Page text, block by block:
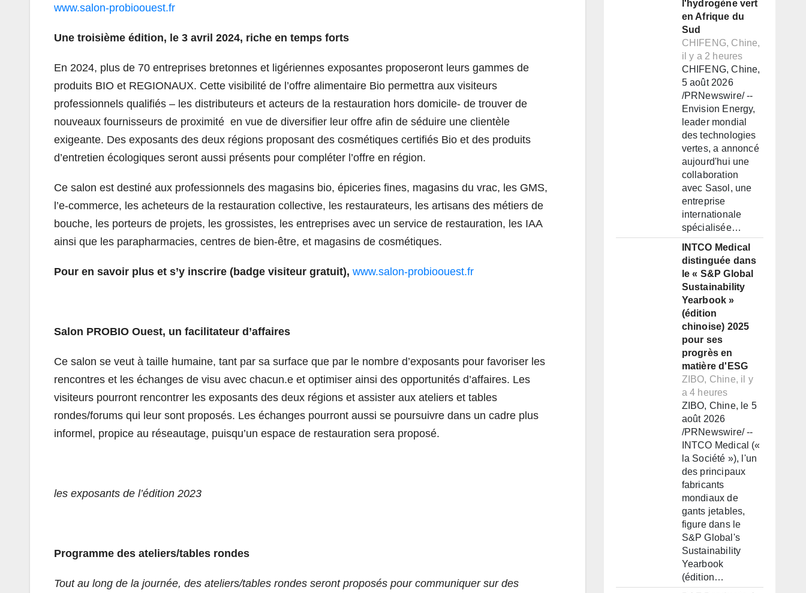
www.salon-probioouest.fr
Une troisième édition, le 3 avril 2024, riche en temps forts
En 2024, plus de 70 entreprises bretonnes et ligériennes exposantes proposeront leurs gammes de
produits BIO et REGIONAUX. Cette visibilité de l’offre alimentaire Bio permettra aux visiteurs
professionnels qualifiés – les distributeurs et acteurs de la restauration hors domicile- de trouver de
nouveaux fournisseurs de proximité en vue de diversifier leur offre afin de séduire une clientèle
exigeante. Des exposants des deux régions proposant des cosmétiques certifiés Bio et des produits
d’entretien écologiques seront aussi présents pour compléter l’offre en région.
Ce salon est destiné aux professionnels des magasins bio, épiceries fines, magasins du vrac, les GMS,
l’e-commerce, les acheteurs de la restauration collective, les restaurateurs, les artisans des métiers de
bouche, les porteurs de projets, les grossistes, les entreprises avec un service de restauration, les IAA
ainsi que les parapharmacies, centres de bien-être, et magasins de cosmétiques.
Pour en savoir plus et s’y inscrire (badge visiteur gratuit), www.salon-probioouest.fr
Salon PROBIO Ouest, un facilitateur d’affaires
Ce salon se veut à taille humaine, tant par sa surface que par le nombre d’exposants pour favoriser les
rencontres et les échanges de visu avec chacun.e et optimiser ainsi des opportunités d’affaires. Les
visiteurs pourront rencontrer les exposants des deux régions et assister aux ateliers et tables
rondes/forums qui leur sont proposés. Les échanges pourront aussi se poursuivre dans un cadre plus
informel, propice au réseautage, puisqu’un espace de restauration sera proposé.
les exposants de l’édition 2023
Programme des ateliers/tables rondes
Tout au long de la journée, des ateliers/tables rondes seront proposés pour communiquer sur des
l'hydrogène vert
en Afrique du
Sud
CHIFENG, Chine,
il y a 2 heures
CHIFENG, Chine,
5 août 2026
/PRNewswire/ --
Envision Energy,
leader mondial
des technologies
vertes, a annoncé
aujourd'hui une
collaboration
avec Sasol, une
entreprise
internationale
spécialisée…
INTCO Medical
distinguée dans
le « S&P Global
Sustainability
Yearbook »
(édition
chinoise) 2025
pour ses
progrès en
matière d'ESG
ZIBO, Chine, il y
a 4 heures
ZIBO, Chine, le 5
août 2026
/PRNewswire/ --
INTCO Medical («
la Société »), l'un
des principaux
fabricants
mondiaux de
gants jetables,
figure dans le
S&P Global's
Sustainability
Yearbook
(édition…